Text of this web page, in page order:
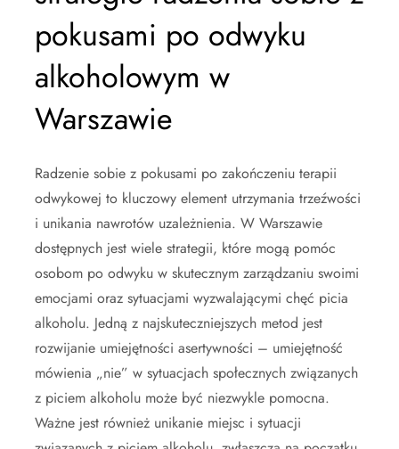
pokusami po odwyku
alkoholowym w
Warszawie
Radzenie sobie z pokusami po zakończeniu terapii
odwykowej to kluczowy element utrzymania trzeźwości
i unikania nawrotów uzależnienia. W Warszawie
dostępnych jest wiele strategii, które mogą pomóc
osobom po odwyku w skutecznym zarządzaniu swoimi
emocjami oraz sytuacjami wyzwalającymi chęć picia
alkoholu. Jedną z najskuteczniejszych metod jest
rozwijanie umiejętności asertywności – umiejętność
mówienia „nie” w sytuacjach społecznych związanych
z piciem alkoholu może być niezwykle pomocna.
Ważne jest również unikanie miejsc i sytuacji